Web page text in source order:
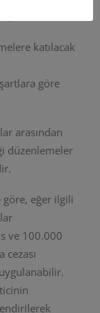
katılacak
göre
arasından
düzenlemeler
göre, eğer ilgili
ve 100.000
cezası